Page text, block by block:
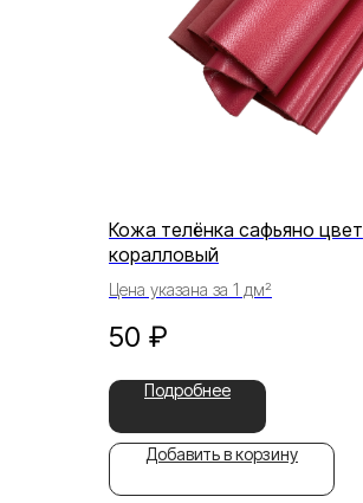
Кожа телёнка сафьяно цвет
коралловый
Цена указана за 1 дм²
50 ₽
Подробнее
Добавить в корзину